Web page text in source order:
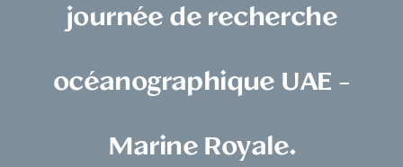
journée de recherche
océanographique UAE -
Marine Royale.